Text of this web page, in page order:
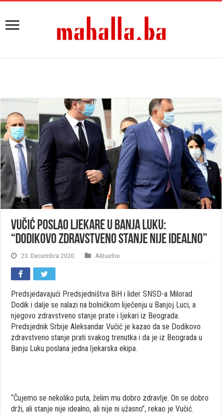
Vučić poslao ljekare u Banja Luku:
“Dodikovo zdravstveno stanje nije idealno”
23. Decembra 2020. Aktuelno
Predsjedavajući Predsjedništva BiH i lider SNSD-a Milorad
Dodik i dalje se nalazi na bolničkom liječenju u Banjoj Luci, a
njegovo zdravstveno stanje prate i ljekari iz Beograda.
Predsjednik Srbije Aleksandar Vučić je kazao da se Dodikovo
zdravstveno stanje prati svakog trenutka i da je iz Beograda u
Banju Luku poslana jedna ljekarska ekipa.
“Čujemo se nekoliko puta, želim mu dobro zdravlje. On se dobro
drži, ali stanje nije idealno, ali nije ni užasno”, rekao je Vučić.